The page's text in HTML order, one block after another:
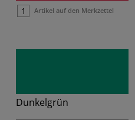
Artikel auf den Merkzettel
Dunkelgrün